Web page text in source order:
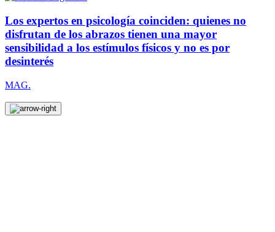
Los expertos en psicología coinciden: quienes no
disfrutan de los abrazos tienen una mayor
sensibilidad a los estímulos físicos y no es por
desinterés
MAG.